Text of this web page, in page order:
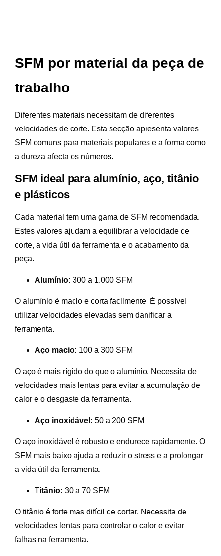
SFM por material da peça de
trabalho
Diferentes materiais necessitam de diferentes
velocidades de corte. Esta secção apresenta valores
SFM comuns para materiais populares e a forma como
a dureza afecta os números.
SFM ideal para alumínio, aço, titânio
e plásticos
Cada material tem uma gama de SFM recomendada.
Estes valores ajudam a equilibrar a velocidade de
corte, a vida útil da ferramenta e o acabamento da
peça.
Alumínio: 300 a 1.000 SFM
O alumínio é macio e corta facilmente. É possível
utilizar velocidades elevadas sem danificar a
ferramenta.
Aço macio: 100 a 300 SFM
O aço é mais rígido do que o alumínio. Necessita de
velocidades mais lentas para evitar a acumulação de
calor e o desgaste da ferramenta.
Aço inoxidável: 50 a 200 SFM
O aço inoxidável é robusto e endurece rapidamente. O
SFM mais baixo ajuda a reduzir o stress e a prolongar
a vida útil da ferramenta.
Titânio: 30 a 70 SFM
O titânio é forte mas difícil de cortar. Necessita de
velocidades lentas para controlar o calor e evitar
falhas na ferramenta.